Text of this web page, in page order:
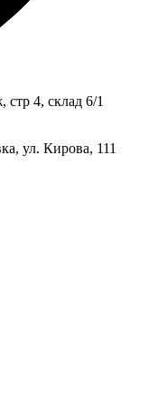
4, склад 6/1
ул. Кирова, 111